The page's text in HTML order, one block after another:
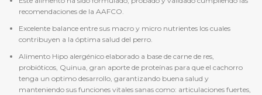
recomendaciones de la AAFCO.
Excelente balance entre sus macro y micro nutrientes los cuales
contribuyen a la óptima salud del perro.
Alimento Hipo alergénico elaborado a base de carne de res,
probióticos, Quinua, gran aporte de proteínas para que el cachorro
tenga un optimo desarrollo, garantizando buena salud y
manteniendo sus funciones vitales sanas como: articulaciones fuertes,